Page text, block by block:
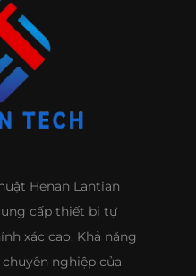
Henan Lantian
cấp thiết bị tự
xác cao. Khả năng
nghiệp của